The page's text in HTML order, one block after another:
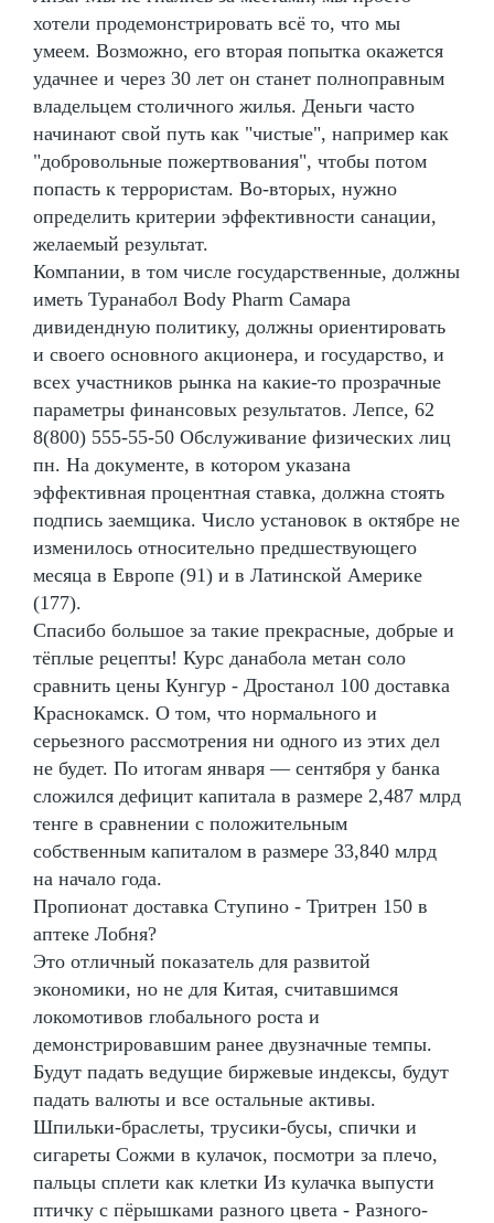
хотели продемонстрировать всё то, что мы
умеем. Возможно, его вторая попытка окажется
удачнее и через 30 лет он станет полноправным
владельцем столичного жилья. Деньги часто
начинают свой путь как "чистые", например как
"добровольные пожертвования", чтобы потом
попасть к террористам. Во-вторых, нужно
определить критерии эффективности санации,
желаемый результат.
Компании, в том числе государственные, должны
иметь Туранабол Body Pharm Самара
дивидендную политику, должны ориентировать
и своего основного акционера, и государство, и
всех участников рынка на какие-то прозрачные
параметры финансовых результатов. Лепсе, 62
8(800) 555-55-50 Обслуживание физических лиц
пн. На документе, в котором указана
эффективная процентная ставка, должна стоять
подпись заемщика. Число установок в октябре не
изменилось относительно предшествующего
месяца в Европе (91) и в Латинской Америке
(177).
Спасибо большое за такие прекрасные, добрые и
тёплые рецепты! Курс данабола метан соло
сравнить цены Кунгур - Дростанол 100 доставка
Краснокамск. О том, что нормального и
серьезного рассмотрения ни одного из этих дел
не будет. По итогам января — сентября у банка
сложился дефицит капитала в размере 2,487 млрд
тенге в сравнении с положительным
собственным капиталом в размере 33,840 млрд
на начало года.
Пропионат доставка Ступино - Тритрен 150 в
аптеке Лобня?
Это отличный показатель для развитой
экономики, но не для Китая, считавшимся
локомотивов глобального роста и
демонстрировавшим ранее двузначные темпы.
Будут падать ведущие биржевые индексы, будут
падать валюты и все остальные активы.
Шпильки-браслеты, трусики-бусы, спички и
сигареты Сожми в кулачок, посмотри за плечо,
пальцы сплети как клетки Из кулачка выпусти
птичку с пёрышками разного цвета - Разного-